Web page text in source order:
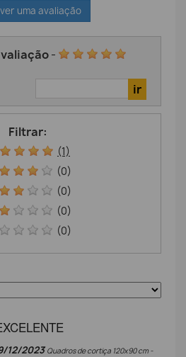
uma avaliação
-
Filtrar:
(1)
(0)
(0)
(0)
(0)
12/2023 Quadros de cortiça 120x90 cm -